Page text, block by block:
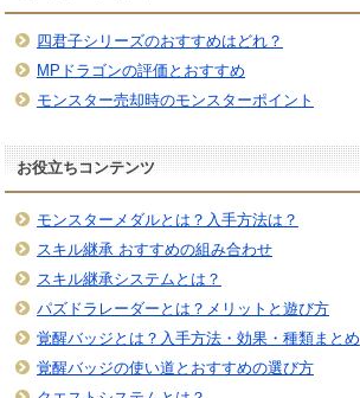
四君子シリーズのおすすめはどれ？
MPドラゴンの評価とおすすめ
モンスター売却時のモンスターポイント
お役立ちコンテンツ
モンスターメダルとは？入手方法は？
スキル継承 おすすめの組み合わせ
スキル継承システムとは？
パズドラレーダーとは？メリットと遊び方
覚醒バッジとは？入手方法・効果・種類まとめ
覚醒バッジの使い道とおすすめの選び方